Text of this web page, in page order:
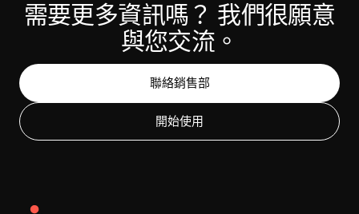
需要更多資訊嗎？ 我們很願意
與您交流。
聯絡銷售部
開始使用